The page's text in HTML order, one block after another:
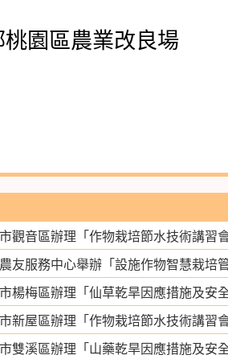
桃園區農業改良場
觀音區辦理「作物栽培節水技術講習
友服務中心舉辦「設施作物智慧栽培
楊梅區辦理「仙草乾旱因應措施及安
新屋區辦理「作物栽培節水技術講習
雙溪區辦理「山藥乾旱因應措施及安